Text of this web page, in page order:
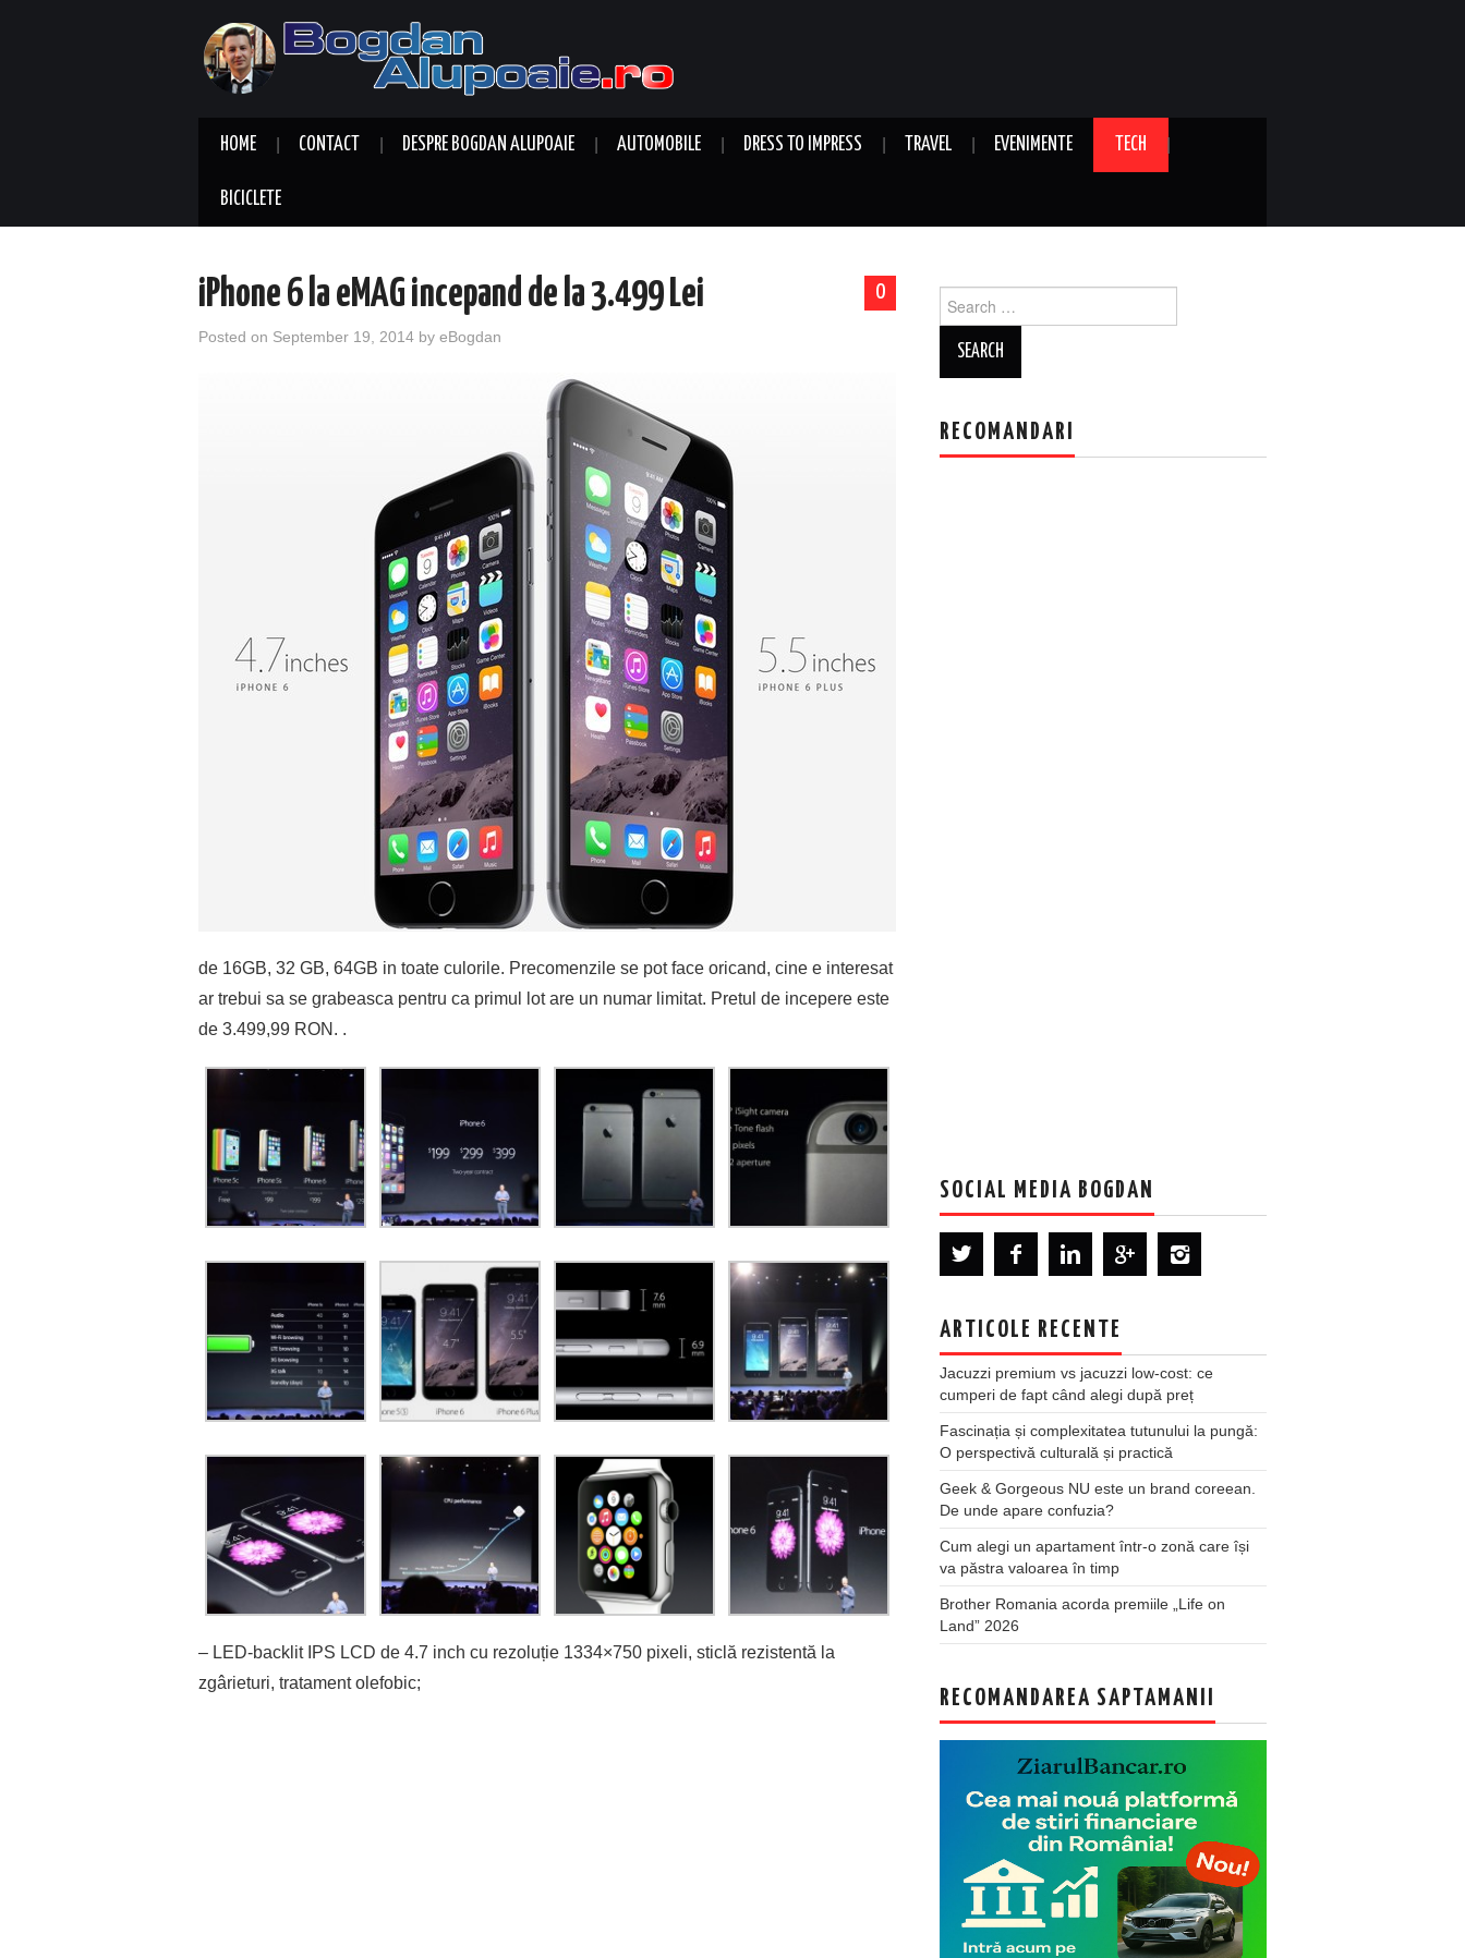
HOME CONTACT DESPRE BOGDAN ALUPOAIE AUTOMOBILE DRESS TO IMPRESS TRAVEL EVENIMENTE TECH
BICICLETE
0
iPhone 6 la eMAG incepand de la 3.499 Lei
Posted on September 19, 2014 by eBogdan
de 16GB, 32 GB, 64GB in toate culorile. Precomenzile se pot face oricand, cine e interesat
ar trebui sa se grabeasca pentru ca primul lot are un numar limitat. Pretul de incepere este
de 3.499,99 RON. .
– LED-backlit IPS LCD de 4.7 inch cu rezoluție 1334×750 pixeli, sticlă rezistentă la
zgârieturi, tratament olefobic;
for:
RECOMANDARI
SOCIAL MEDIA BOGDAN
ARTICOLE RECENTE
Jacuzzi premium vs jacuzzi low-cost: ce
cumperi de fapt când alegi după preț
Fascinația și complexitatea tutunului la pungă:
O perspectivă culturală și practică
Geek & Gorgeous NU este un brand coreean.
De unde apare confuzia?
Cum alegi un apartament într-o zonă care își
va păstra valoarea în timp
Brother Romania acorda premiile „Life on
Land” 2026
RECOMANDAREA SAPTAMANII